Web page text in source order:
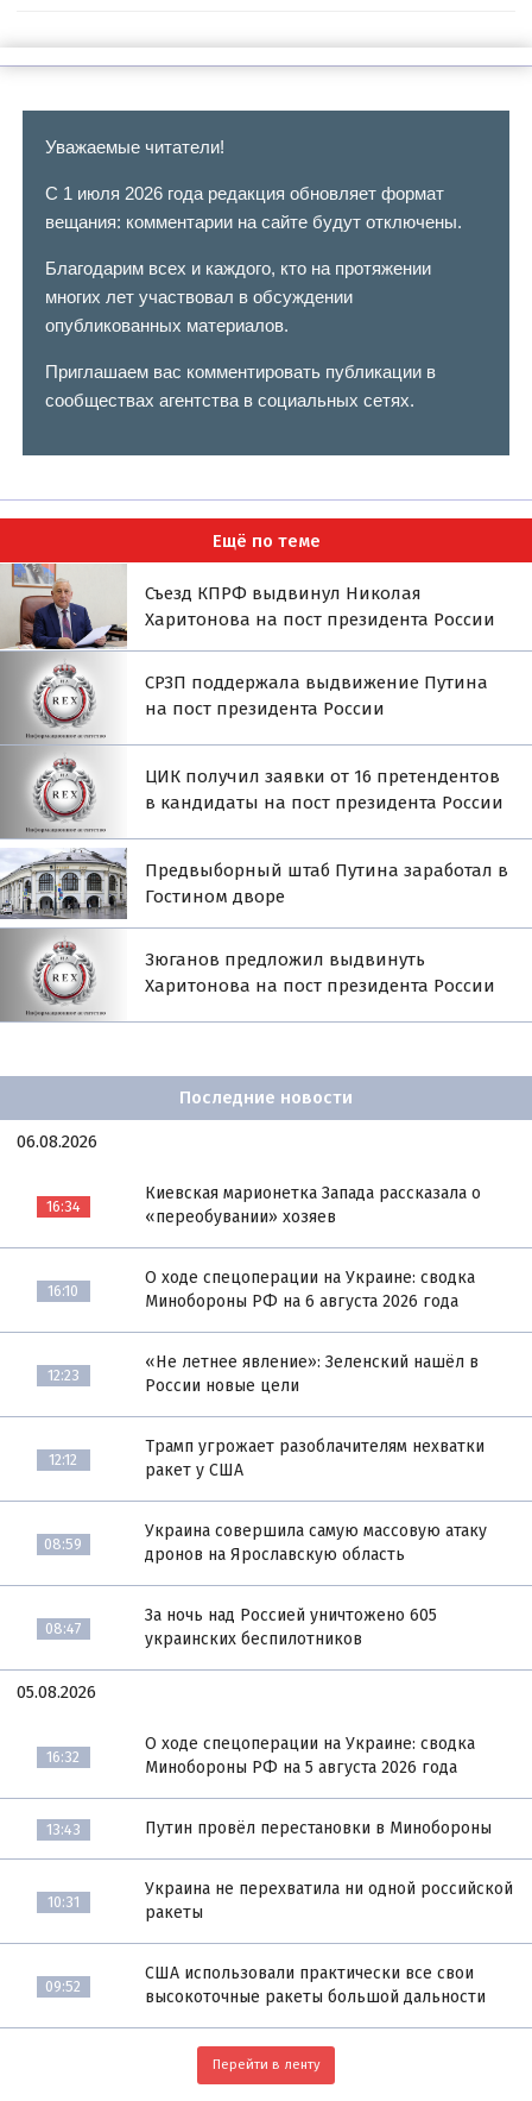
Уважаемые читатели!
С 1 июля 2026 года редакция обновляет формат
вещания: комментарии на сайте будут отключены.
Благодарим всех и каждого, кто на протяжении
многих лет участвовал в обсуждении
опубликованных материалов.
Приглашаем вас комментировать публикации в
сообществах агентства в социальных сетях.
Ещё по теме
Съезд КПРФ выдвинул Николая
Харитонова на пост президента России
СРЗП поддержала выдвижение Путина
на пост президента России
ЦИК получил заявки от 16 претендентов
в кандидаты на пост президента России
Предвыборный штаб Путина заработал в
Гостином дворе
Зюганов предложил выдвинуть
Харитонова на пост президента России
Последние новости
06.08.2026
16:34
Киевская марионетка Запада рассказала о
«переобувании» хозяев
16:10
О ходе спецоперации на Украине: сводка
Минобороны РФ на 6 августа 2026 года
12:23
«Не летнее явление»: Зеленский нашёл в
России новые цели
12:12
Трамп угрожает разоблачителям нехватки
ракет у США
08:59
Украина совершила самую массовую атаку
дронов на Ярославскую область
08:47
За ночь над Россией уничтожено 605
украинских беспилотников
05.08.2026
16:32
О ходе спецоперации на Украине: сводка
Минобороны РФ на 5 августа 2026 года
13:43 Путин провёл перестановки в Минобороны
10:31
Украина не перехватила ни одной российской
ракеты
09:52
США использовали практически все свои
высокоточные ракеты большой дальности
Перейти в ленту